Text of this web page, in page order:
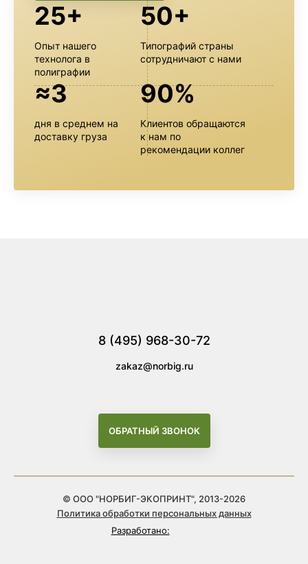
25+
Опыт нашего
технолога в
полиграфии
50+
Типографий страны
сотрудничают с нами
≈3
дня в среднем на
доставку груза
90%
Клиентов обращаются
к нам по
рекомендации коллег
8 (495) 968-30-72
zakaz@norbig.ru
ОБРАТНЫЙ ЗВОНОК
© ООО "НОРБИГ-ЭКОПРИНТ", 2013-2026
Политика обработки персональных данных
Разработано: